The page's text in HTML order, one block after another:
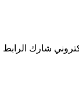
شارك الرابط